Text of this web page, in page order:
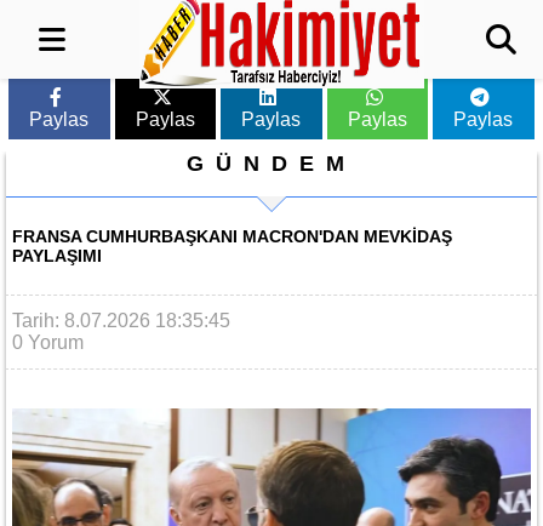
Paylas Paylas Paylas Paylas Paylas
GÜNDEM
FRANSA CUMHURBAŞKANI MACRON'DAN MEVKIDAŞ
PAYLAŞIMI
Tarih: 8.07.2026 18:35:45
0 Yorum